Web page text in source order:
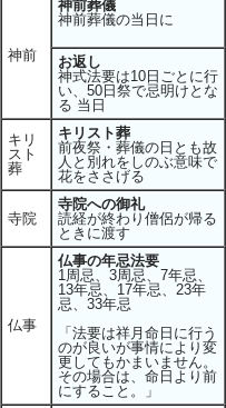
神前
神前葬儀
神前葬儀の当日に
お返し
神式法要は10日ごとに行
い、50日祭で忌明けとな
る 当日
キリ
スト
葬
キリスト葬
前夜祭・葬儀の日とも故
人と別れをしのぶ意味で
花をささげる
寺院
寺院への御礼
読経が終わり僧侶が帰る
ときに渡す
仏事
仏事の年忌法要
1周忌、3周忌、7年忌、
13年忌、17年忌、23年
忌、33年忌
「法要は祥月命日に行う
のが良いが事情により変
更してもかまいません。
その場合は、命日より前
にすること。」